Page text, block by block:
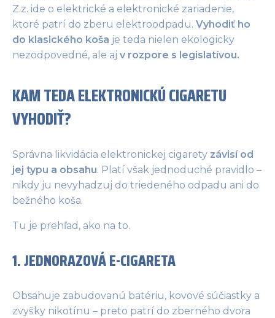
Z.z. ide o elektrické a elektronické zariadenie,
ktoré patrí do zberu elektroodpadu. Vyhodiť ho
do klasického koša je teda nielen ekologicky
nezodpovedné, ale aj v rozpore s legislatívou.
KAM TEDA ELEKTRONICKÚ CIGARETU
VYHODIŤ?
Správna likvidácia elektronickej cigarety závisí od
jej typu a obsahu. Platí však jednoduché pravidlo –
nikdy ju nevyhadzuj do triedeného odpadu ani do
bežného koša.
Tu je prehľad, ako na to.
1. JEDNORAZOVÁ E-CIGARETA
Obsahuje zabudovanú batériu, kovové súčiastky a
zvyšky nikotínu – preto patrí do zberného dvora